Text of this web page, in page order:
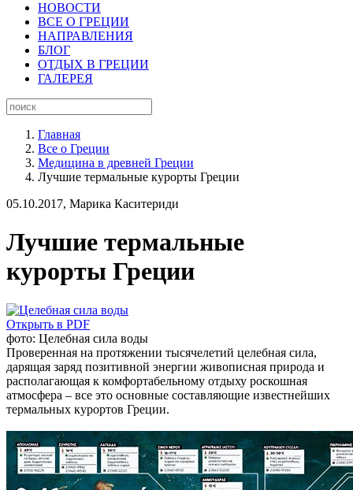
НОВОСТИ
ВСЕ О ГРЕЦИИ
НАПРАВЛЕНИЯ
БЛОГ
ОТДЫХ В ГРЕЦИИ
ГАЛЕРЕЯ
Главная
Все о Греции
Медицина в древней Греции
Лучшие термальные курорты Греции
05.10.2017, Марика Каситериди
Лучшие термальные
курорты Греции
Открыть в PDF
фото: Целебная сила воды
Проверенная на протяжении тысячелетий целебная сила,
дарящая заряд позитивной энергии живописная природа и
располагающая к комфортабельному отдыху роскошная
атмосфера – все это основные составляющие известнейших
термальных курортов Греции.